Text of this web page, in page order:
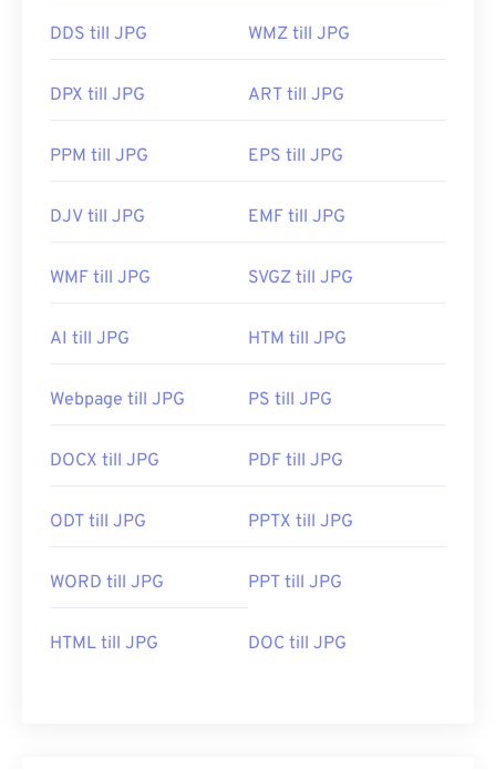
DDS till JPG WMZ till JPG
DPX till JPG ART till JPG
PPM till JPG EPS till JPG
DJV till JPG EMF till JPG
WMF till JPG SVGZ till JPG
AI till JPG HTM till JPG
Webpage till JPG PS till JPG
DOCX till JPG PDF till JPG
ODT till JPG PPTX till JPG
WORD till JPG PPT till JPG
HTML till JPG DOC till JPG